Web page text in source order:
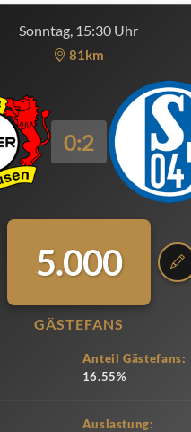
Sonntag, 15:30 Uhr
81km
0:2
5.000
GÄSTEFANS
Anteil Gästefans:
16.55%
Auslastung: